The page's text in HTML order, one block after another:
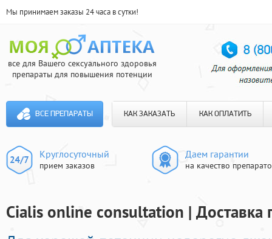
Мы принимаем заказы 24 часа в сутки!
все для Вашего сексуального здоровья
препараты для повышения потенции
ВСЕ ПРЕПАРАТЫ КАК ЗАКАЗАТЬ КАК ОПЛАТИТЬ
Круглосуточный
прием заказов
Даем гарантии
на качество
Cialis online consultation | Доставка